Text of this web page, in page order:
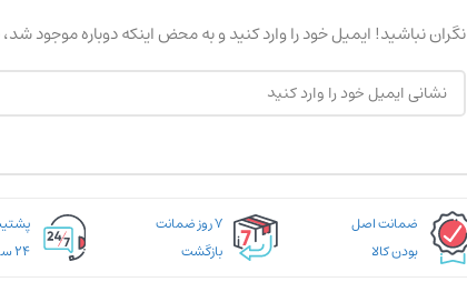
نگران نباشید! ایمیل خود را وارد کنید و به محض اینکه دوباره موجود
ضمانت اصل
بودن کالا
۷ روز ضمانت
بازگشت
۲۴ ساعته